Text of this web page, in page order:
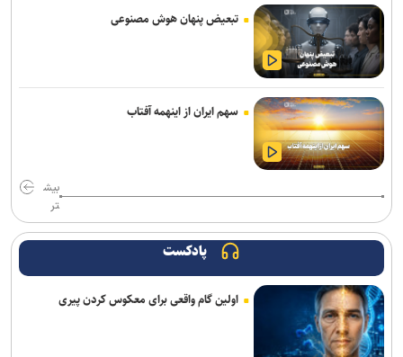
تبعیض پنهان هوش مصنوعی
سهم ایران از اینهمه آفتاب
بیش
تر
پادکست
اولین گام واقعی برای معکوس کردن پیری